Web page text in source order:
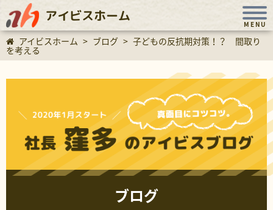
アイビスホーム
MENU
アイビスホーム > ブログ > 子どもの反抗期対策！？ 間取り
を考える
ブログ